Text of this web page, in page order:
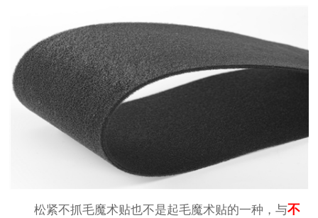
松紧不抓毛魔术贴也不是起毛魔术贴的一种，与不